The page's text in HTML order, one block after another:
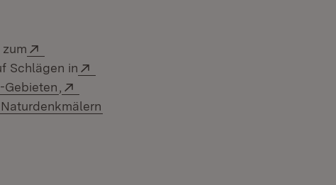
Schlägen in
Gebieten (Öffnet in neuem Fenster)
neuem Fenster)
Extern:
Naturdenkmälern